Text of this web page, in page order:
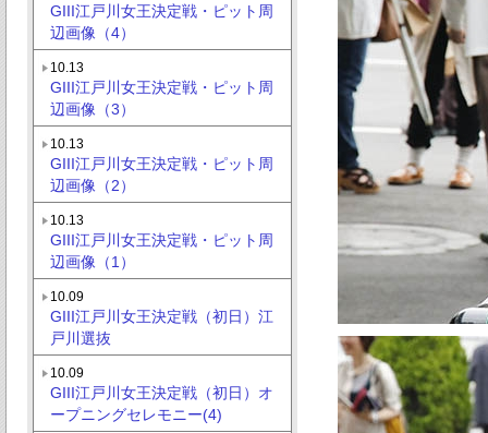
GIII江戸川女王決定戦・ピット周
辺画像（4）
10.13
GIII江戸川女王決定戦・ピット周
辺画像（3）
10.13
GIII江戸川女王決定戦・ピット周
辺画像（2）
10.13
GIII江戸川女王決定戦・ピット周
辺画像（1）
10.09
GIII江戸川女王決定戦（初日）江
戸川選抜
10.09
GIII江戸川女王決定戦（初日）オ
ープニングセレモニー(4)